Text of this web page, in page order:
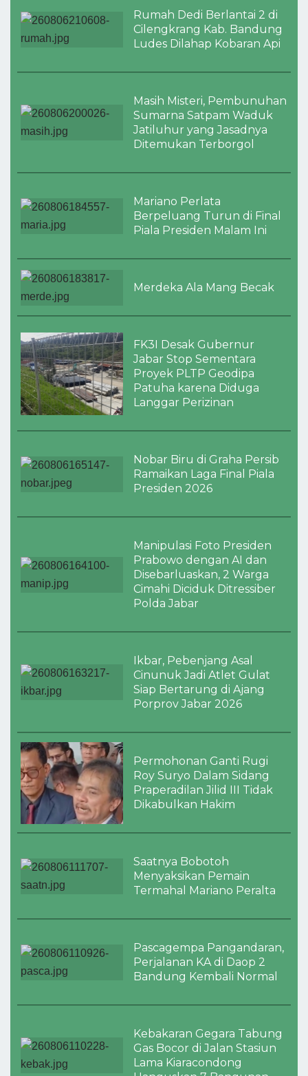
Rumah Dedi Berlantai 2 di
Cilengkrang Kab. Bandung
Ludes Dilahap Kobaran Api
Masih Misteri, Pembunuhan
Sumarna Satpam Waduk
Jatiluhur yang Jasadnya
Ditemukan Terborgol
Mariano Perlata
Berpeluang Turun di Final
Piala Presiden Malam Ini
Merdeka Ala Mang Becak
FK3I Desak Gubernur
Jabar Stop Sementara
Proyek PLTP Geodipa
Patuha karena Diduga
Langgar Perizinan
Nobar Biru di Graha Persib
Ramaikan Laga Final Piala
Presiden 2026
Manipulasi Foto Presiden
Prabowo dengan AI dan
Disebarluaskan, 2 Warga
Cimahi Diciduk Ditressiber
Polda Jabar
Ikbar, Pebenjang Asal
Cinunuk Jadi Atlet Gulat
Siap Bertarung di Ajang
Porprov Jabar 2026
Permohonan Ganti Rugi
Roy Suryo Dalam Sidang
Praperadilan Jilid III Tidak
Dikabulkan Hakim
Saatnya Bobotoh
Menyaksikan Pemain
Termahal Mariano Peralta
Pascagempa Pangandaran,
Perjalanan KA di Daop 2
Bandung Kembali Normal
Kebakaran Gegara Tabung
Gas Bocor di Jalan Stasiun
Lama Kiaracondong